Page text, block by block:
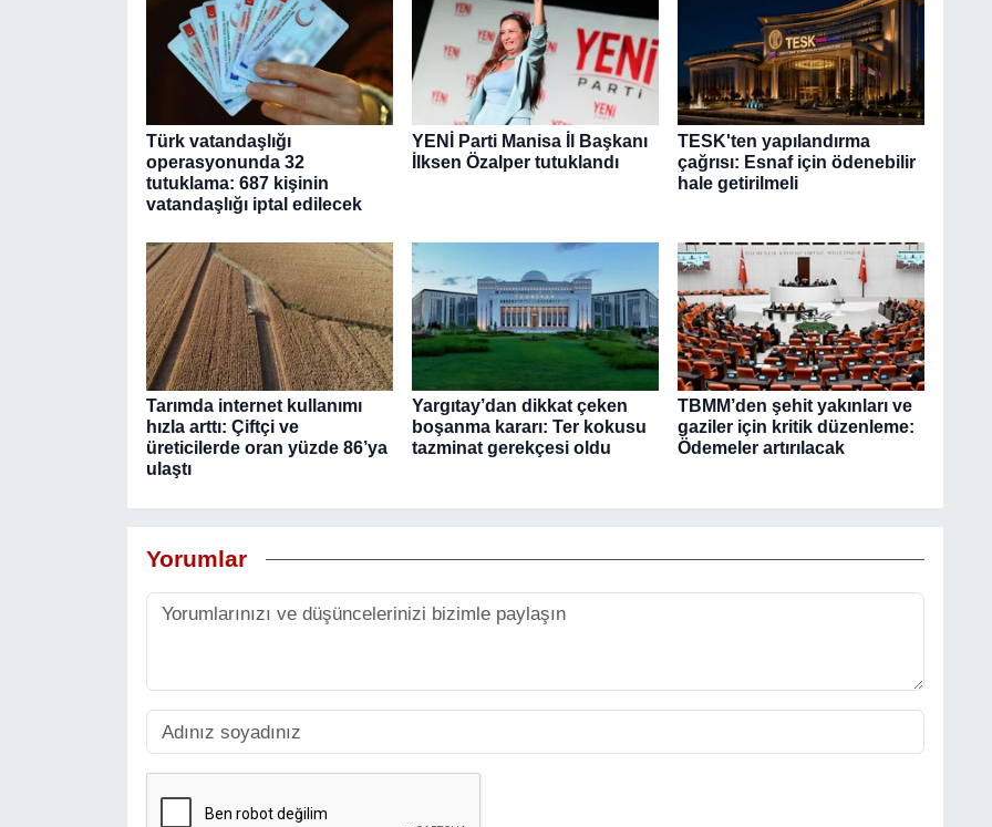
Türk vatandaşlığı
operasyonunda 32
tutuklama: 687 kişinin
vatandaşlığı iptal edilecek
YENİ Parti Manisa İl Başkanı
İlksen Özalper tutuklandı
TESK'ten yapılandırma
çağrısı: Esnaf için ödenebilir
hale getirilmeli
Tarımda internet kullanımı
hızla arttı: Çiftçi ve
üreticilerde oran yüzde 86’ya
ulaştı
Yargıtay’dan dikkat çeken
boşanma kararı: Ter kokusu
tazminat gerekçesi oldu
TBMM’den şehit yakınları ve
gaziler için kritik düzenleme:
Ödemeler artırılacak
Yorumlar